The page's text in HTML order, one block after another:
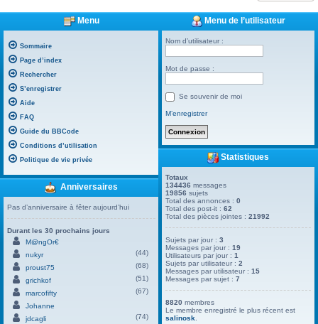
Menu
Sommaire
Page d’index
Rechercher
S’enregistrer
Aide
FAQ
Guide du BBCode
Conditions d’utilisation
Politique de vie privée
Anniversaires
Pas d’anniversaire à fêter aujourd’hui
Durant les 30 prochains jours
M@ngOr€
nukyr
(44)
proust75
(68)
grichkof
(51)
marcofifty
(67)
Johanne
jdcagli
(74)
Menu de l’utilisateur
Nom d’utilisateur :
Mot de passe :
Se souvenir de moi
M’enregistrer
Statistiques
Totaux
134436 messages
19856 sujets
Total des annonces :0
Total des post-it :62
Total des pièces jointes :21992
Sujets par jour :3
Messages par jour :19
Utilisateurs par jour :1
Sujets par utilisateur :2
Messages par utilisateur :15
Messages par sujet :7
8820 membres
Le membre enregistré le plus récent est
salinosk